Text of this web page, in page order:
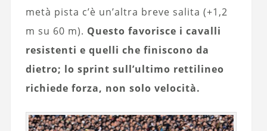
metà pista c’è un’altra breve salita (+1,2
m su 60 m). Questo favorisce i cavalli
resistenti e quelli che finiscono da
dietro; lo sprint sull’ultimo rettilineo
richiede forza, non solo velocità.